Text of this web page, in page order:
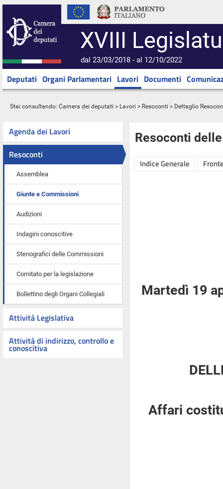
XVIII
dal 23/03/2018 - al 12/10/2022
Deputati Organi Parlamentari Lavori Documenti
Stai consultando: Camera dei deputati > Lavori > Resoconti > Dettaglio
Agenda dei Lavori
Resoconti
Assemblea
Giunte e Commissioni
Audizioni
Indagini conoscitive
Stenografici delle Commissioni
Comitato per la legislazione
Bollettino degli Organi Collegiali
Attività Legislativa
Attività di indirizzo, controllo e
conoscitiva
Resoconti
Indice Generale
Martedì 19
Affari